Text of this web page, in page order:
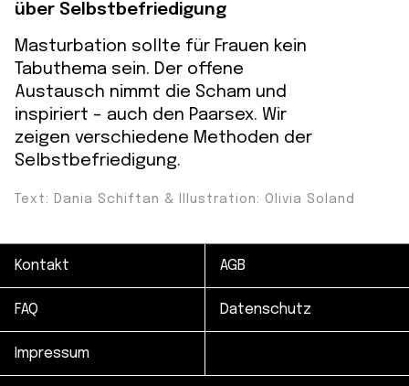
über Selbstbefriedigung
Masturbation sollte für Frauen kein
Tabuthema sein. Der offene
Austausch nimmt die Scham und
inspiriert - auch den Paarsex. Wir
zeigen verschiedene Methoden der
Selbstbefriedigung.
Text: Dania Schiftan & Illustration: Olivia Soland
Kontakt AGB
FAQ Datenschutz
Impressum